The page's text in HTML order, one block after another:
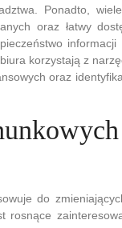
Ponadto,
oraz łatwy
informacji
korzystają z
oraz
do